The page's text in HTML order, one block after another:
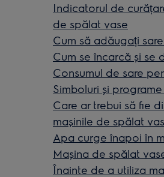
Indicatorul de
de spălat vase
Cum să adăugați
Cum se încarcă și se
Consumul de sare
Simboluri și
Care ar trebui să fie
mașinile de spălat
Apa curge înapoi în
Maşina de spălat
Înainte de a utiliza